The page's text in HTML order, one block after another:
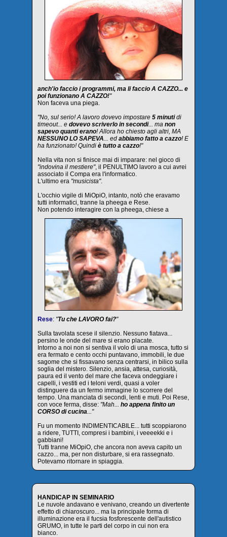
anch'io faccio i programmi, ma li faccio A CAZZO... e
poi funzionano A CAZZO!"
Non faceva una piega.
"No, sul serio! A lavoro dovevo impostare 5 minutidi
timeout... e dovevo scriverlo in secondi... ma non
sapevo quanti erano! Allora ho chiesto agli altri, MA
NESSUNO LO SAPEVA ... ed abbiamo fatto a cazzo! E
ha funzionato! Quindi è tutto a cazzo!"
Nella vita non si finisce mai di imparare: nel gioco di
"indovina il mestiere", il PENULTIMO lavoro a cui avrei
associato il Compa era l'informatico.
L'ultimo era "musicista".
L'occhio vigile di MiOpiO, intanto, notò che eravamo
tutti informatici, tranne la pheega e Rese.
Non potendo interagire con la pheega, chiese a
Rese: "Tu che LAVORO fai?"
Sulla tavolata scese il silenzio. Nessuno fiatava...
persino le onde del mare si erano placate.
Intorno a noi non si sentiva il volo di una mosca, tutto si
era fermato e cento occhi puntavano, immobili, le due
sagome che si fissavano senza centrarsi, in bilico sulla
soglia del mistero. Silenzio, ansia, attesa, curiosità,
paura ed il vento del mare che faceva ondeggiare i
capelli, i vestiti ed i teloni verdi, quasi a voler
distinguere da un fermo immagine lo scorrere del
tempo. Una manciata di secondi, lenti e muti. Poi Rese,
con voce ferma, disse: "Mah... ho appena finito un
CORSO di cucina ..."
Fu un momento INDIMENTICABILE... tutti scoppiarono
a ridere, TUTTI, compresi i bambini, i veeeekki e i
gabbiani!
Tutti tranne MiOpiO, che ancora non aveva capito un
cazzo... ma, per non disturbare, si era rassegnato.
Potevamo ritornare in spiaggia.
HANDICAP IN SEMINARIO
Le nuvole andavano e venivano, creando un divertente
effetto di chiaroscuro... ma la principale forma di
illuminazione era il fucsia fosforescente dell'autistico
GRUMO, in tutte le parti del corpo in cui non era
bianco.